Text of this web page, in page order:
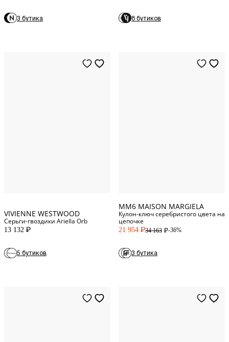
3 бутика 8 бутиков
VIVIENNE WESTWOOD
Серьги-гвоздики Ariella Orb
13 132 P
5 бутиков
MM6 MAISON MARGIELA
Кулон-ключ серебристого цвета на
цепочке
21 954 P34 163 P-36%
3 бутика